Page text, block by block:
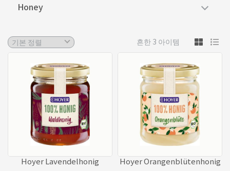
Honey
흔한 3 아이템
Hoyer Lavendelhonig
Hoyer Orangenblütenhonig